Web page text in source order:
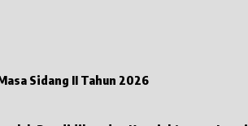
Fraksi PKB Nuzul Irsan Laksanakan Reses Masa Sidang II Tahun 2026